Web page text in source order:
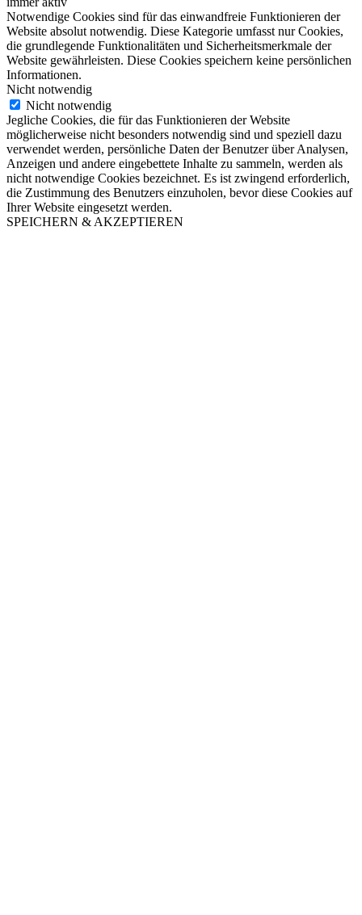
Notwendige Cookies sind für das einwandfreie Funktionieren der
Website absolut notwendig. Diese Kategorie umfasst nur Cookies,
die grundlegende Funktionalitäten und Sicherheitsmerkmale der
Website gewährleisten. Diese Cookies speichern keine persönlichen
Informationen.
Nicht notwendig
Nicht notwendig
Jegliche Cookies, die für das Funktionieren der Website
möglicherweise nicht besonders notwendig sind und speziell dazu
verwendet werden, persönliche Daten der Benutzer über Analysen,
Anzeigen und andere eingebettete Inhalte zu sammeln, werden als
nicht notwendige Cookies bezeichnet. Es ist zwingend erforderlich,
die Zustimmung des Benutzers einzuholen, bevor diese Cookies auf
Ihrer Website eingesetzt werden.
SPEICHERN & AKZEPTIEREN